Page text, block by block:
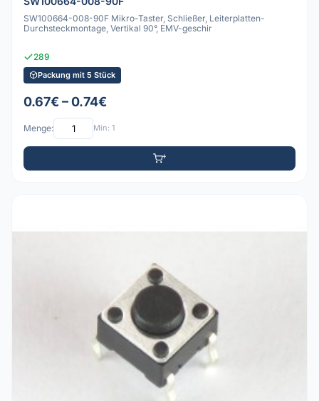
SW100664-008-90F Mikro-Taster, Schließer, Leiterplatten-
Durchsteckmontage, Vertikal 90°, EMV-geschir
289
Packung mit 5 Stück
0.67€ – 0.74€
Menge: Min: 1